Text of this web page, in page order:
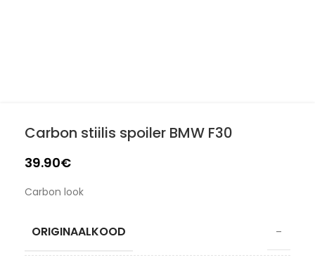
Carbon stiilis spoiler BMW F30
39.90€
Carbon look
ORIGINAALKOOD –